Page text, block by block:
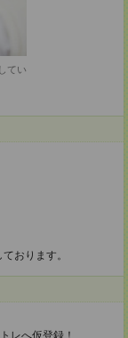
てい
おります。
レへ仮登録！